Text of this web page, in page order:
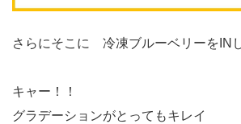
さらにそこに 冷凍ブルーベリーをIN
キャー！！
グラデーションがとってもキレイ